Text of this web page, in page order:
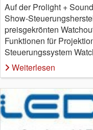
Auf der Prolight +
Show-
preisgekrönten
Funktionen für
Steuerungssystem
Weiterlesen